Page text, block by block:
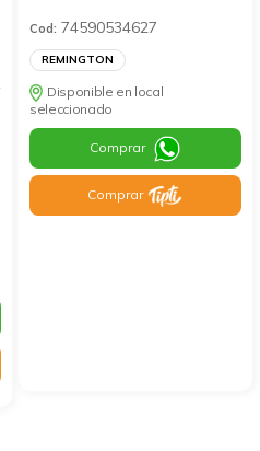
Cod: 74590534627
REMINGTON
Disponible en local
seleccionado
Comprar
Comprar